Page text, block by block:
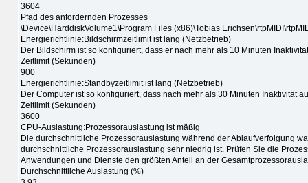
3604
Pfad des anfordernden Prozesses
\Device\HarddiskVolume1\Program Files (x86)\Tobias
Energierichtlinie:Bildschirmzeitlimit ist lang (Netzbetrieb)
Der Bildschirm ist so konfiguriert, dass er nach mehr als 10 Minuten
Zeitlimit (Sekunden)
900
Energierichtlinie:Standbyzeitlimit ist lang (Netzbetrieb)
Der Computer ist so konfiguriert, dass nach mehr als 30 Minuten Inaktivität
Zeitlimit (Sekunden)
3600
CPU-Auslastung:Prozessorauslastung ist mäßig
Die durchschnittliche Prozessorauslastung während der Ablaufverfolgung
durchschnittliche Prozessorauslastung sehr niedrig ist. Prüfen Sie die
Anwendungen und Dienste den größten Anteil an der
Durchschnittliche Auslastung (%)